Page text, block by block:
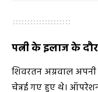
पत्नी के इलाज के
शिवरतन अग्रवाल
चेन्नई गए हुए थे।